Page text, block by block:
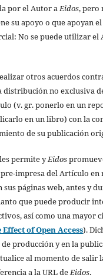
por el Autor aEidos, pero
su apoyo o que apoyan
No se puede utilizar
otros acuerdos
distribución no exclusiva
(v. gr. ponerlo en un
en un libro) con la
de su publicación
permite yEidos
impresa del Artículo
páginas web, antes y
que puede producir
así como una mayor
Effect of Open Access).
producción y en la
al momento de salir
a la URL deEidos.